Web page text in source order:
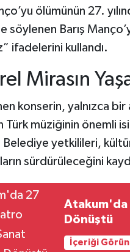
ölümünün 27.
söylenen Barış
ifadelerini kullandı.
Mirasın
konserin, yalnızca
Türk müziğinin önemli
yetkilileri,
sürdürüleceğini
Atakum'da
Dönüştü
İçeriği